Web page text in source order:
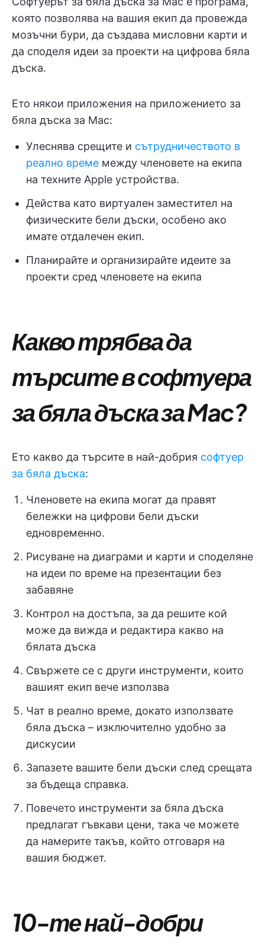
която позволява на вашия екип да провежда
мозъчни бури, да създава мисловни карти и
да споделя идеи за проекти на цифрова бяла
дъска.
Ето някои приложения на приложението за
бяла дъска за Mac:
Улеснява срещите и сътрудничеството в
реално време между членовете на екипа
на техните Apple устройства.
Действа като виртуален заместител на
физическите бели дъски, особено ако
имате отдалечен екип.
Планирайте и организирайте идеите за
проекти сред членовете на екипа
Какво трябва да
търсите в софтуера
за бяла дъска за Mac?
Ето какво да търсите в най-добрия софтуер
за бяла дъска:
Членовете на екипа могат да правят
бележки на цифрови бели дъски
едновременно.
Рисуване на диаграми и карти и споделяне
на идеи по време на презентации без
забавяне
Контрол на достъпа, за да решите кой
може да вижда и редактира какво на
бялата дъска
Свържете се с други инструменти, които
вашият екип вече използва
Чат в реално време, докато използвате
бяла дъска – изключително удобно за
дискусии
Запазете вашите бели дъски след срещата
за бъдеща справка.
Повечето инструменти за бяла дъска
предлагат гъвкави цени, така че можете
да намерите такъв, който отговаря на
вашия бюджет.
10-те най-добри